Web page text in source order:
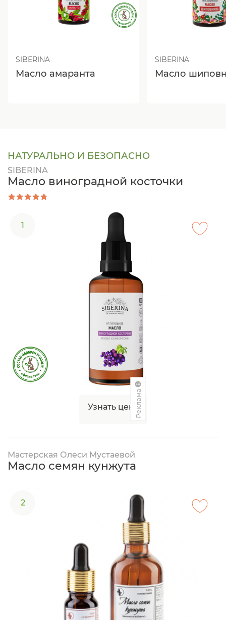
SIBERINA
Масло амаранта
SIBERINA
Масло
НАТУРАЛЬНО И БЕЗОПАСНО
SIBERINA
Масло виноградной косточки
1
Узнать ценуРеклама
Мастерская Олеси Мустаевой
Масло семян кунжута
2